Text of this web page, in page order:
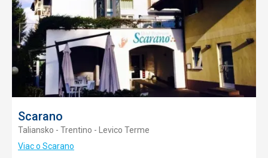
Scarano
Taliansko - Trentino - Levico Terme
Viac o Scarano